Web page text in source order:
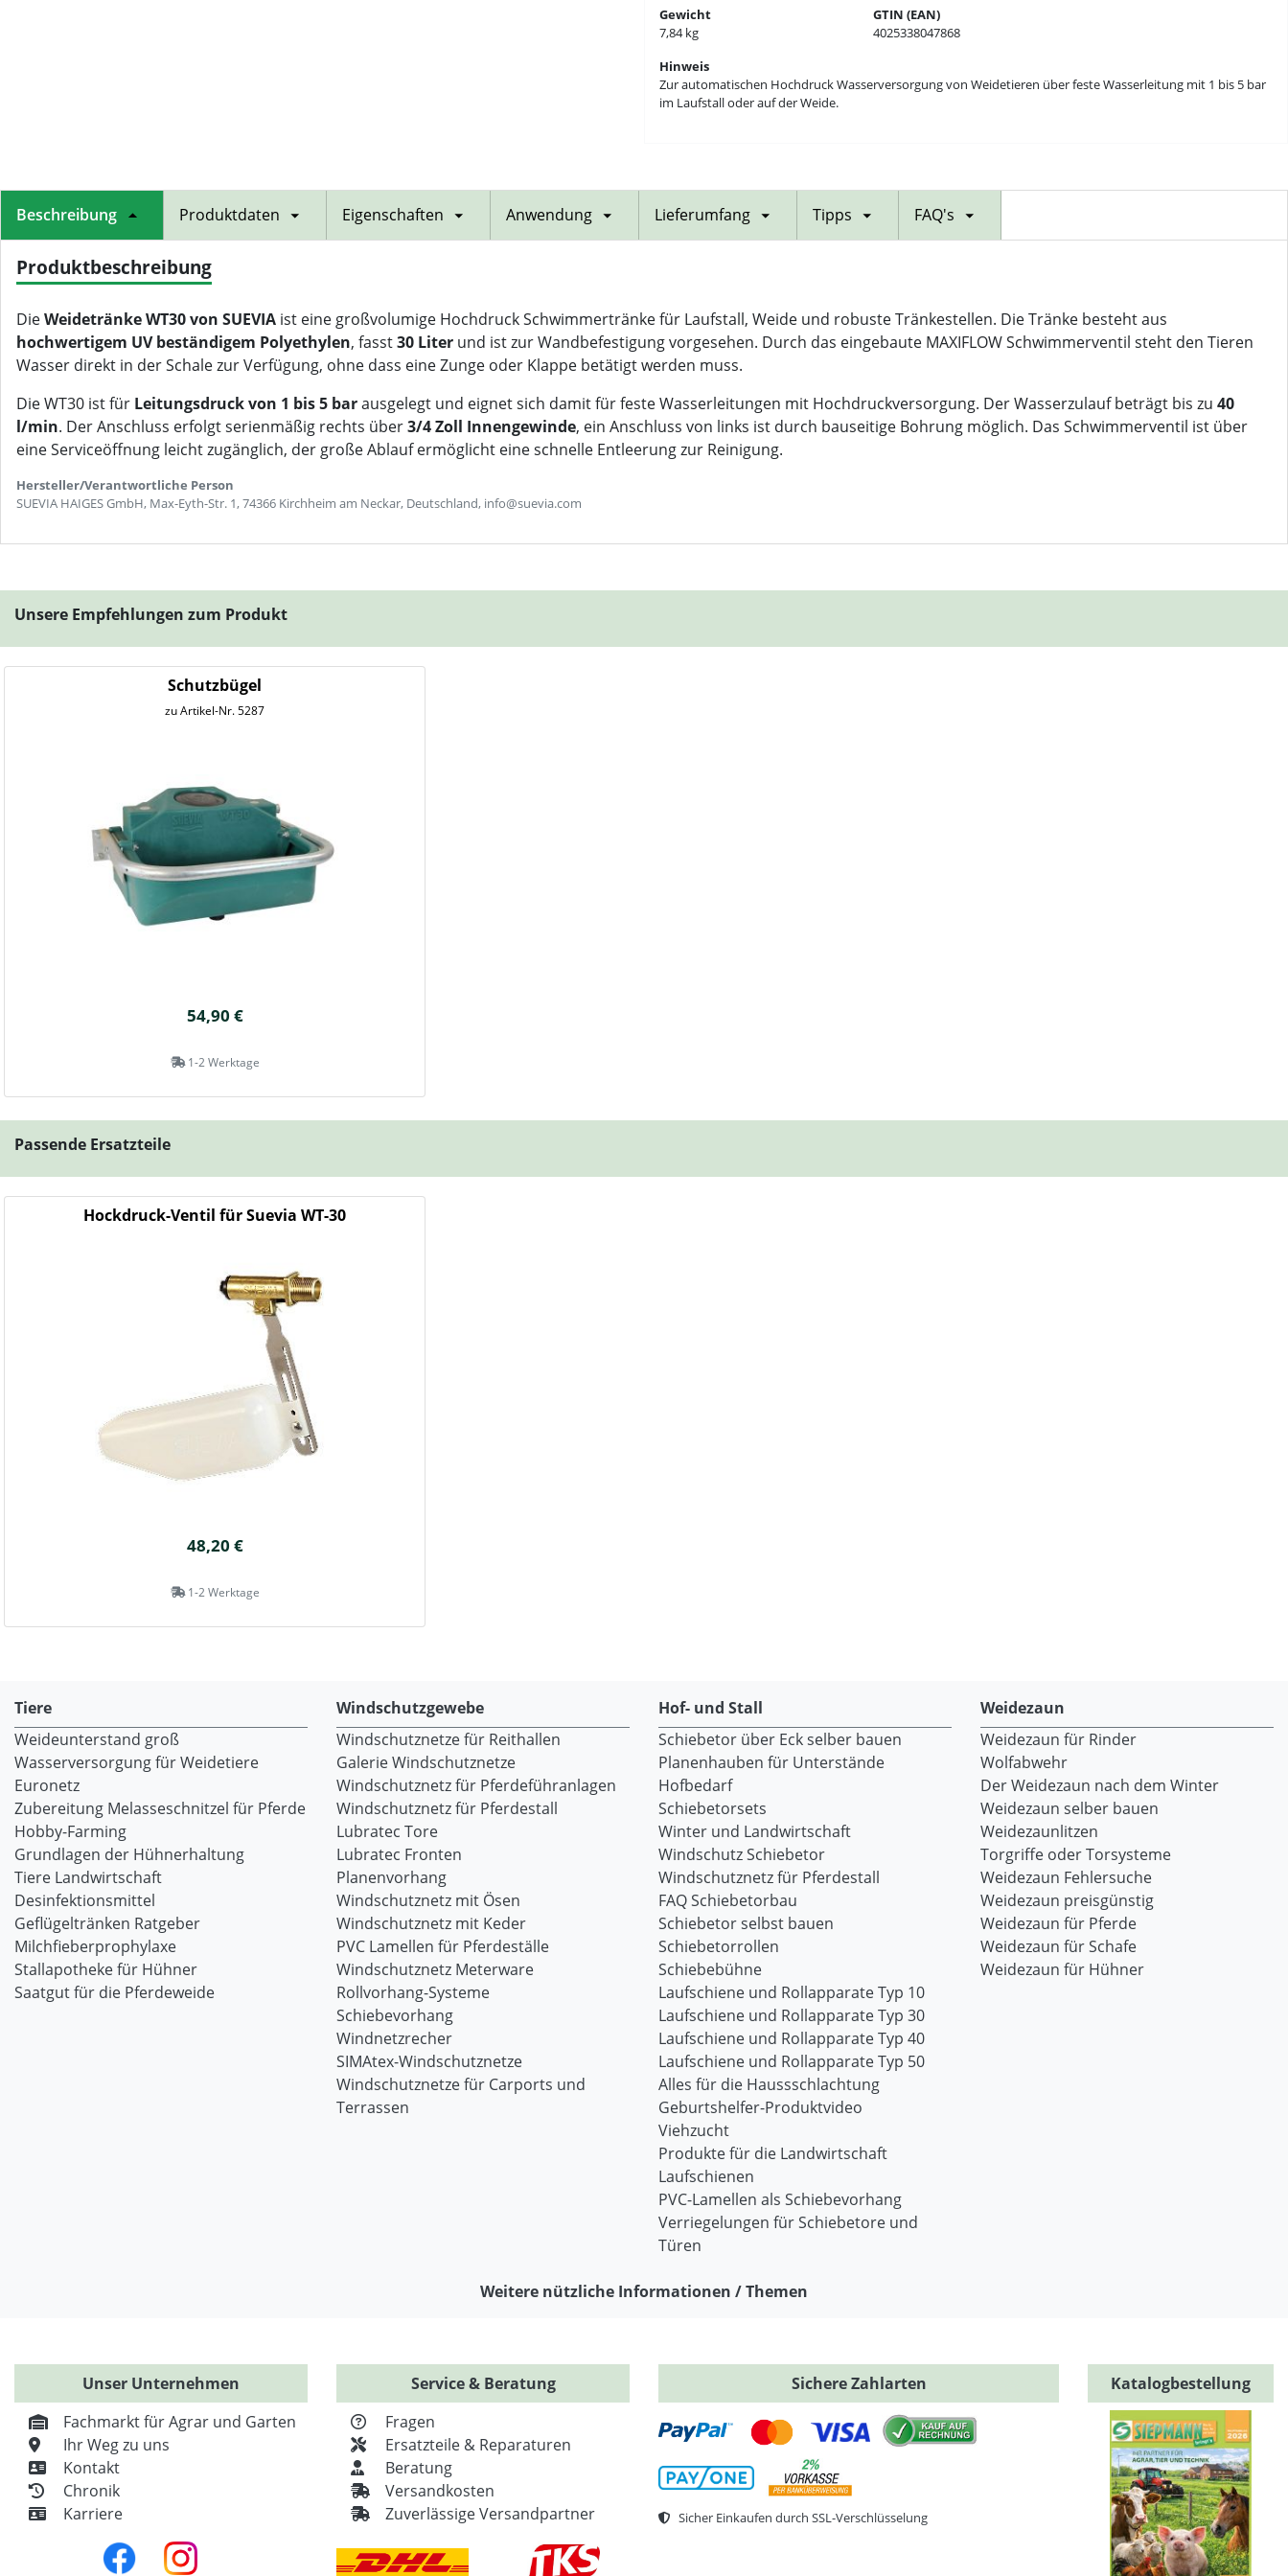
Gewicht
7,84 kg
GTIN (EAN)
4025338047868
Hinweis
Zur automatischen Hochdruck Wasserversorgung von Weidetieren über feste Wasserleitung mit 1 bis 5 bar
im Laufstall oder auf der Weide.
Beschreibung
Produktbeschreibung
DieWeidetränke WT30 von SUEVIA ist eine großvolumige Hochdruck Schwimmertränke für Laufstall, Weide und robuste Tränkestellen. Die Tränke besteht aus
hochwertigem UV beständigem Polyethylen, fasst30 Liter und ist zur Wandbefestigung vorgesehen. Durch das eingebaute MAXIFLOW Schwimmerventil steht den Tieren
Wasser direkt in der Schale zur Verfügung, ohne dass eine Zunge oder Klappe betätigt werden muss.
Die WT30 ist für Leitungsdruck von 1 bis 5 barausgelegt und eignet sich damit für feste Wasserleitungen mit Hochdruckversorgung. Der Wasserzulauf beträgt bis zu 40
l/min. Der Anschluss erfolgt serienmäßig rechts über3/4 Zoll Innengewinde, ein Anschluss von links ist durch bauseitige Bohrung möglich. Das Schwimmerventil ist über
eine Serviceöffnung leicht zugänglich, der große Ablauf ermöglicht eine schnelle Entleerung zur Reinigung.
Hersteller/Verantwortliche Person
SUEVIA HAIGES GmbH, Max-Eyth-Str. 1, 74366 Kirchheim am Neckar, Deutschland, info@suevia.com
Produktdaten Eigenschaften Anwendung Lieferumfang Tipps FAQ's
Unsere Empfehlungen zum Produkt
Schutzbügel
zu Artikel-Nr. 5287
54,90 €
1-2 Werktage
Passende Ersatzteile
Hockdruck-Ventil für Suevia WT-30
48,20 €
1-2 Werktage
Tiere
Weideunterstand groß
Wasserversorgung für Weidetiere
Euronetz
Zubereitung Melasseschnitzel für Pferde
Hobby-Farming
Grundlagen der Hühnerhaltung
Tiere Landwirtschaft
Desinfektionsmittel
Geflügeltränken Ratgeber
Milchfieberprophylaxe
Stallapotheke für Hühner
Saatgut für die Pferdeweide
Windschutzgewebe
Windschutznetze für Reithallen
Galerie Windschutznetze
Windschutznetz für Pferdeführanlagen
Windschutznetz für Pferdestall
Lubratec Tore
Lubratec Fronten
Planenvorhang
Windschutznetz mit Ösen
Windschutznetz mit Keder
PVC Lamellen für Pferdeställe
Windschutznetz Meterware
Rollvorhang-Systeme
Schiebevorhang
Windnetzrecher
SIMAtex-Windschutznetze
Windschutznetze für Carports und
Terrassen
Hof- und Stall
Schiebetor über Eck selber bauen
Planenhauben für Unterstände
Hofbedarf
Schiebetorsets
Winter und Landwirtschaft
Windschutz Schiebetor
Windschutznetz für Pferdestall
FAQ Schiebetorbau
Schiebetor selbst bauen
Schiebetorrollen
Schiebebühne
Laufschiene und Rollapparate Typ 10
Laufschiene und Rollapparate Typ 30
Laufschiene und Rollapparate Typ 40
Laufschiene und Rollapparate Typ 50
Alles für die Haussschlachtung
Geburtshelfer-Produktvideo
Viehzucht
Produkte für die Landwirtschaft
Laufschienen
PVC-Lamellen als Schiebevorhang
Verriegelungen für Schiebetore und
Türen
Weidezaun
Weidezaun für Rinder
Wolfabwehr
Der Weidezaun nach dem Winter
Weidezaun selber bauen
Weidezaunlitzen
Torgriffe oder Torsysteme
Weidezaun Fehlersuche
Weidezaun preisgünstig
Weidezaun für Pferde
Weidezaun für Schafe
Weidezaun für Hühner
Weitere nützliche Informationen / Themen
Unser Unternehmen
Fachmarkt für Agrar und Garten
Ihr Weg zu uns
Kontakt
Chronik
Karriere
Service & Beratung
Fragen
Ersatzteile & Reparaturen
Beratung
Versandkosten
Zuverlässige Versandpartner
Sichere Zahlarten
Sicher Einkaufen durch SSL-Verschlüsselung
Katalogbestellung